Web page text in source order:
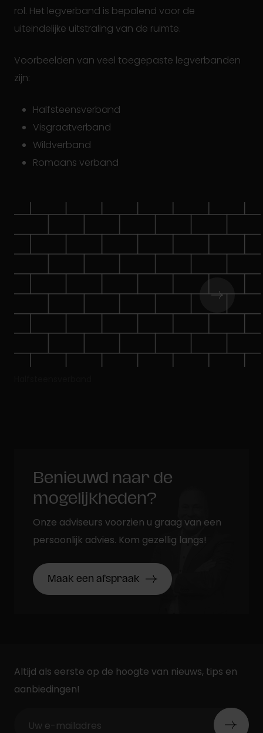
rol. Het legverband is bepalend voor de
uiteindelijke uitstraling van de ruimte.
Voorbeelden van veel toegepaste legverbanden
zijn:
Halfsteensverband
Visgraatverband
Wildverband
Romaans verband
Benieuwd naar de
mogelijkheden?
Onze adviseurs voorzien u graag van een
persoonlijk advies. Kom gezellig langs!
Maak een afspraak
Altijd als eerste op de hoogte van nieuws, tips en
aanbiedingen!
Uw e-mailadres